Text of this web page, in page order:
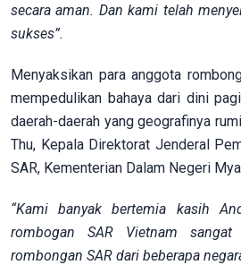
secara aman. Dan kami telah
sukses”.
Menyaksikan para anggota
mempedulikan bahaya dari dini
daerah-daerah yang geografinya
Thu, Kepala Direktorat Jenderal
SAR, Kementerian Dalam Negeri
“Kami banyak bertemia kasih
rombogan SAR Vietnam
rombongan SAR dari beberapa